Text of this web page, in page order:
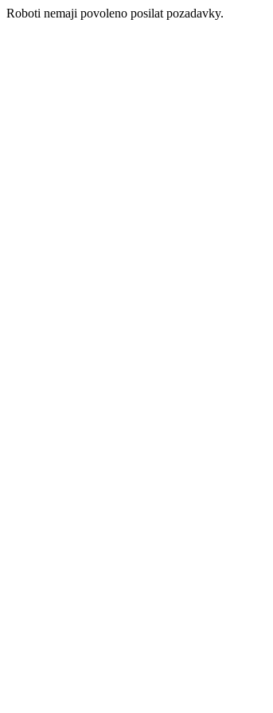
Roboti nemaji povoleno posilat pozadavky.